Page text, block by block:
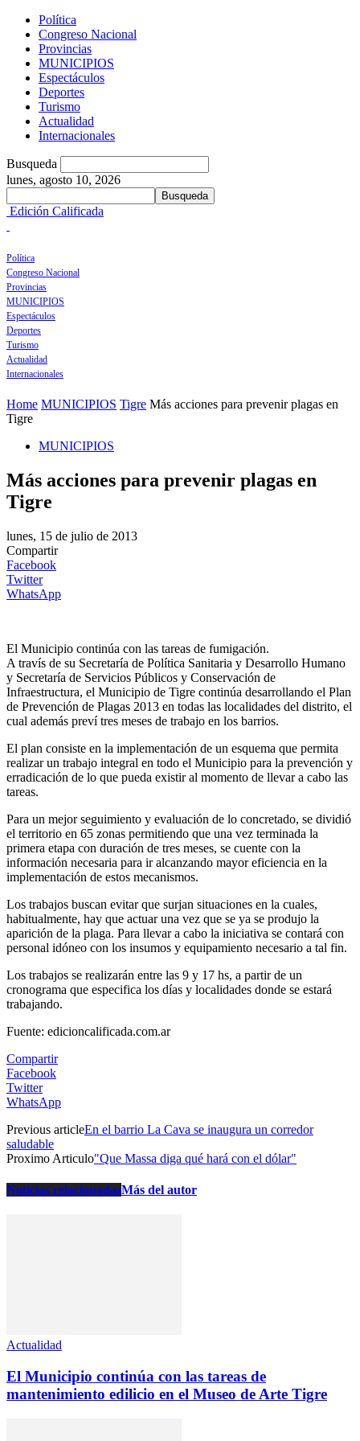
Política
Congreso Nacional
Provincias
MUNICIPIOS
Espectáculos
Deportes
Turismo
Actualidad
Internacionales
Busqueda
lunes, agosto 10, 2026
Edición Calificada
Política
Congreso Nacional
Provincias
MUNICIPIOS
Espectáculos
Deportes
Turismo
Actualidad
Internacionales
Home MUNICIPIOS Tigre Más acciones para prevenir plagas en
Tigre
MUNICIPIOS
Más acciones para prevenir plagas en
Tigre
lunes, 15 de julio de 2013
Compartir
Facebook
Twitter
WhatsApp
El Municipio continúa con las tareas de fumigación.
A travís de su Secretaría de Política Sanitaria y Desarrollo Humano
y Secretaría de Servicios Públicos y Conservación de
Infraestructura, el Municipio de Tigre continúa desarrollando el Plan
de Prevención de Plagas 2013 en todas las localidades del distrito, el
cual además preví tres meses de trabajo en los barrios.
El plan consiste en la implementación de un esquema que permita
realizar un trabajo integral en todo el Municipio para la prevención y
erradicación de lo que pueda existir al momento de llevar a cabo las
tareas.
Para un mejor seguimiento y evaluación de lo concretado, se dividió
el territorio en 65 zonas permitiendo que una vez terminada la
primera etapa con duración de tres meses, se cuente con la
información necesaria para ir alcanzando mayor eficiencia en la
implementación de estos mecanismos.
Los trabajos buscan evitar que surjan situaciones en la cuales,
habitualmente, hay que actuar una vez que se ya se produjo la
aparición de la plaga. Para llevar a cabo la iniciativa se contará con
personal idóneo con los insumos y equipamiento necesario a tal fin.
Los trabajos se realizarán entre las 9 y 17 hs, a partir de un
cronograma que especifica los días y localidades donde se estará
trabajando.
Fuente: edicioncalificada.com.ar
Compartir
Facebook
Twitter
WhatsApp
Previous articleEn el barrio La Cava se inaugura un corredor
saludable
Proximo Articulo"Que Massa diga qué hará con el dólar"
Noticias relacionadasMás del autor
Actualidad
El Municipio continúa con las tareas de
mantenimiento edilicio en el Museo de Arte Tigre